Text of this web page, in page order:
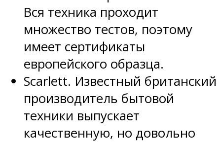
Вся техника проходит
множество тестов, поэтому
имеет сертификаты
европейского образца.
Scarlett. Известный британский
производитель бытовой
техники выпускает
качественную, но довольно